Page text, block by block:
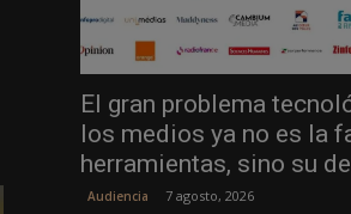
El gran problema
los medios ya no es la
herramientas, sino su
Audiencia 7 agosto, 2026